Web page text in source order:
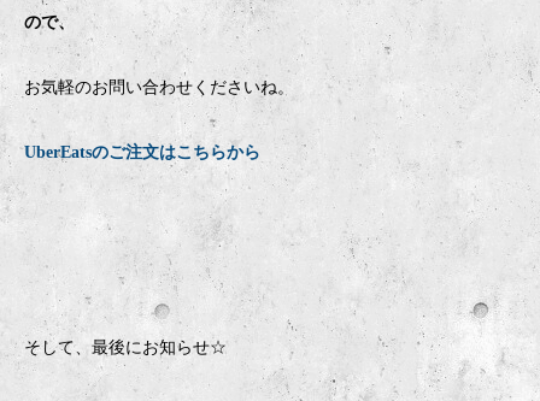
ので、
お気軽のお問い合わせくださいね。
UberEatsのご注文はこちらから
そして、最後にお知らせ☆